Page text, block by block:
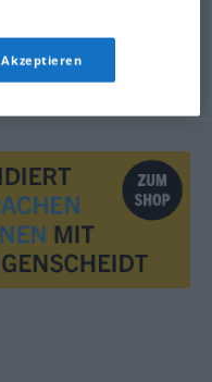
Akzeptieren